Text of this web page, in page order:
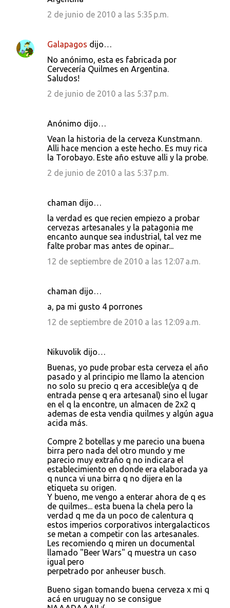
2 de junio de 2010 a las 5:35 p.m.
Galapagos dijo…
No anónimo, esta es fabricada por
Cervecería Quilmes en Argentina.
Saludos!
2 de junio de 2010 a las 5:37 p.m.
Anónimo dijo…
Vean la historia de la cerveza Kunstmann.
Alli hace mencion a este hecho. Es muy rica
la Torobayo. Este año estuve alli y la probe.
2 de junio de 2010 a las 5:37 p.m.
chaman dijo…
la verdad es que recien empiezo a probar
cervezas artesanales y la patagonia me
encanto aunque sea industrial, tal vez me
falte probar mas antes de opinar...
12 de septiembre de 2010 a las 12:07 a.m.
chaman dijo…
a, pa mi gusto 4 porrones
12 de septiembre de 2010 a las 12:09 a.m.
Nikuvolik dijo…
Buenas, yo pude probar esta cerveza el año
pasado y al principio me llamo la atencion
no solo su precio q era accesible(ya q de
entrada pense q era artesanal) sino el lugar
en el q la encontre, un almacen de 2x2 q
ademas de esta vendia quilmes y algún agua
acida más.
Compre 2 botellas y me parecio una buena
birra pero nada del otro mundo y me
parecio muy extraño q no indicara el
establecimiento en donde era elaborada ya
q nunca vi una birra q no dijera en la
etiqueta su origen.
Y bueno, me vengo a enterar ahora de q es
de quilmes... esta buena la chela pero la
verdad q me da un poco de calentura q
estos imperios corporativos intergalacticos
se metan a competir con las artesanales.
Les recomiendo q miren un documental
llamado "Beer Wars" q muestra un caso
igual pero
perpetrado por anheuser busch.
Bueno sigan tomando buena cerveza x mi q
acá en uruguay no se consigue